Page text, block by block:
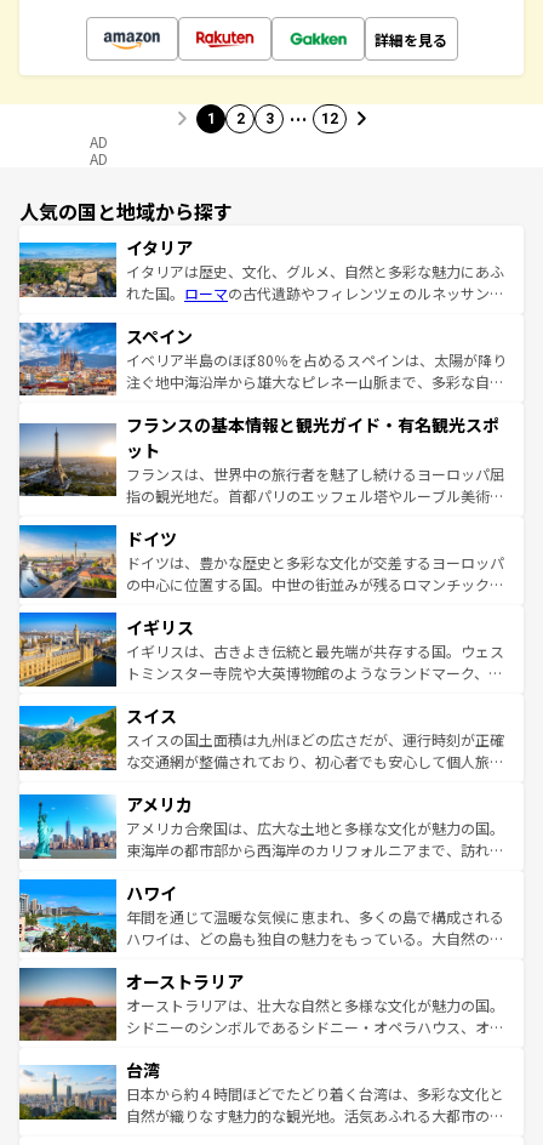
詳細を見る
1 2 3 … 12
AD
AD
人気の国と地域から探す
イタリア
イタリアは歴史、文化、グルメ、自然と多彩な魅力にあふ
れた国。 ローマの古代遺跡やフィレンツェのルネッサンス
ろん、トスカーナの美しい田園風景やアマルフィ海岸の絶
景など、自然景観も見逃せない。観光の合間には、本場の
ピザやパスタなど、絶品のイタリア料理を堪能することも
ませてくれるイタリアで、忘れられない旅をしてみよう！
なお、新着のイタリア情報は
しい。
スペイン
イベリア半島のほぼ80％を占めるスペインは、太陽が降り
注ぐ地中海沿岸から雄大なピレネー山脈まで、多彩な自然
文化が根付くこの国では、情熱的なフラメンコ、熱気あふ
れる闘牛、そして美味しいタパスが生活の一部となってい
る。首都マドリードの洗練された雰囲気や、バルセロナの
アートに溢れた街角から、地方では古代ローマ遺跡や中世
せる。地方によって風土や気候が異なるスペインはその個
性で訪れる人を魅了する。 なお、新着のスペイン情報は コ
ンテンツ一覧を参照してほしい。
フランスの基本情報と観光ガイド・有名観光スポ
ット
フランスは、世界中の旅行者を魅了し続けるヨーロッパ屈
指の観光地だ。首都パリのエッフェル塔やルーブル美術館
で、幅広い魅力が詰まっている。華麗な宮殿、歴史的な大
聖堂、美しいビーチ、そして豊かな自然が、訪れる者を心
から魅了する。また、フランスは美食の国としても知ら
いる。シャンパンの発祥地であるランス、プロヴァンスの
香り高いラベンダー畑など、多彩な楽しみ方が可能だ。さ
らに、パリ以外の地域にも魅力が溢れており、どの街角に
れる地方に足を運ぶとそれぞれで全く異なる文化を体験で
きるだろう。 なお、新着のフランス情報はコンテンツ一覧
を参照してほしい。
ドイツ
ドイツは、豊かな歴史と多彩な文化が交差するヨーロッパ
の中心に位置する国。中世の街並みが残るロマンチック街
顔を持つこの国は、どこを歩いても飽きることがない。ベ
ルリンの文化的活気、バイエルン州のアルプスの絶景、そ
してライン川沿いのワイン畑といった風景は必見。ビール
は、お酒好きな人にはぜひ体験してほしい。 なお、新着の
ドイツ情報はコンテンツ一覧を参照してほしい。
イギリス
イギリスは、古きよき伝統と最先端が共存する国。ウェス
トミンスター寺院や大英博物館のようなランドマーク、歴
リアごとに異なる魅力がある。また、優雅なアフタヌーン
ティー、ビール好きにはたまらない英国パブ、サッカー観
戦など、本場だからこそできる体験も豊富。イギリスを旅
ンツ一覧を参照してほしい。
スイス
スイスの国土面積は九州ほどの広さだが、運行時刻が正確
な交通網が整備されており、初心者でも安心して個人旅行
の建物がそのまま残る町や、スイスならではのユニークな
博物館もあり、アルプス観光だけでなく町歩きも満喫する
ことができる。国民の所得が高いため物価も高いが、旅行
ば市内交通費無料で観光を楽しむこともできる。 なお、新
着のスイス情報はコンテンツ一覧 を参照してほしい。
アメリカ
アメリカ合衆国は、広大な土地と多様な文化が魅力の国。
東海岸の都市部から西海岸のカリフォルニアまで、訪れる
のような巨大都市は、観光、ショッピング、エンターテイ
ンメントが詰まった刺激的なスポットだ。一方、アメリカ
西部には大自然が広がり、グランドキャニオンやイエロー
部のニューオーリンズでは、音楽と美食が融合した独特の
文化が魅力。旅行者はアメリカの各地域で異なる魅力を楽
しみながら、その多様性と豊かな歴史を感じることができ
ならではの贅沢な旅のスタイルだ。 なお、新着のアメリカ
情報はコンテンツ一覧を参照してほしい。
ハワイ
年間を通じて温暖な気候に恵まれ、多くの島で構成される
ハワイは、どの島も独自の魅力をもっている。大自然の神
ワイ島は見逃せない。また、定番の観光地といえばオアフ
島だが、静かな自然を求めるならマウイ島やカウアイ島が
おすすめ。エメラルドグリーンに輝く海をはじめ、豊かな
れるおもてなしの心で訪れる人々を迎えてくれるハワイの
人々、おいしいローカルフードやハワイアンミュージッ
ク、伝統的なフラダンスなど、すべてがハワイの魅力を彩
オーストラリア
オーストラリアは、壮大な自然と多様な文化が魅力の国。
シドニーのシンボルであるシドニー・オペラハウス、オー
リアリーフや大陸中央部にそびえるウルル（エアーズロッ
ク）、タスマニアの美しい原生林やケアンズの熱帯雨林な
ど、見どころがたくさん。また、カフェやワイン、オージ
台湾
日本から約４時間ほどでたどり着く台湾は、多彩な文化と
自然が織りなす魅力的な観光地。活気あふれる大都市の台